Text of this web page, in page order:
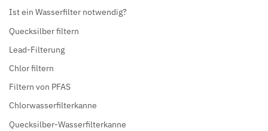
Ist ein Wasserfilter notwendig?
Quecksilber filtern
Lead-Filterung
Chlor filtern
Filtern von PFAS
Chlorwasserfilterkanne
Quecksilber-Wasserfilterkanne